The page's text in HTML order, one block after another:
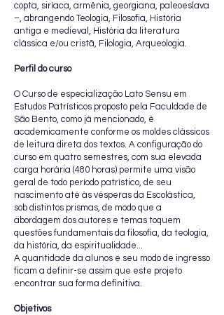
copta, siríaca, armênia, georgiana, paleoeslava
–, abrangendo Teologia, Filosofia, História
antiga e medieval, História da literatura
clássica e/ou cristã, Filologia, Arqueologia.
Perfil do curso
O Curso de especialização Lato Sensu em
Estudos Patrísticos proposto pela Faculdade de
São Bento, como já mencionado, é
academicamente conforme os moldes clássicos
de leitura direta dos textos. A configuração do
curso em quatro semestres, com sua elevada
carga horária (480 horas) permite uma visão
geral de todo período patrístico, de seu
nascimento até às vésperas da Escolástica,
sob distintos prismas, de modo que a
abordagem dos autores e temas toquem
questões fundamentais da filosofia, da teologia,
da história, da espiritualidade...
A quantidade da alunos e seu modo de ingresso
ficam a definir-se assim que este projeto
encontrar sua forma definitiva.
Objetivos